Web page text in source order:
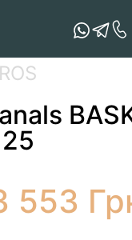
553